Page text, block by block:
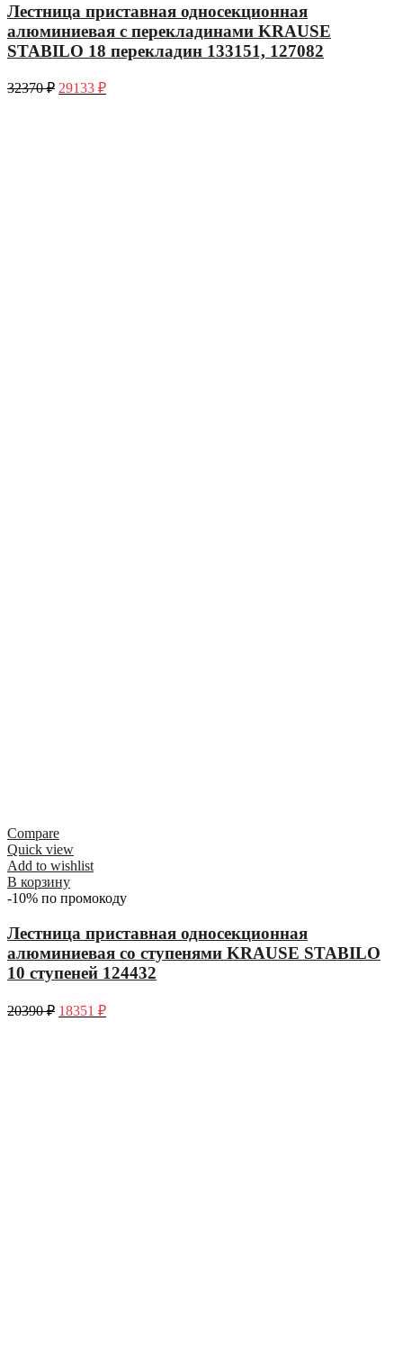
Лестница приставная односекционная
алюминиевая с перекладинами KRAUSE
STABILO 18 перекладин 133151, 127082
32370₽ 29133 ₽
Compare
Quick view
Add to wishlist
В корзину
-10% по промокоду
Лестница приставная односекционная
алюминиевая со ступенями KRAUSE STABILO
10 ступеней 124432
20390₽ 18351 ₽